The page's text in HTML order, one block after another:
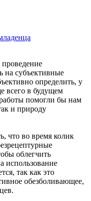
на субъективные
определить, у
всего в будущем
помогли бы нам
и природу
что во время колик
облегчить
использование
так как это
обезболивающее,